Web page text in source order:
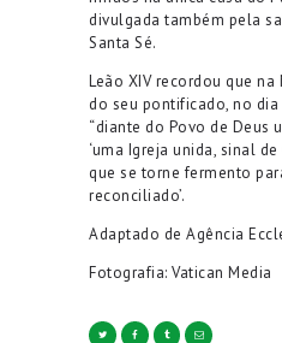
divulgada também pela
Santa Sé.
Leão XIV recordou que
do seu pontificado, no
“diante do Povo de Deus
‘uma Igreja unida, sinal
que se torne fermento
reconciliado’.
Adaptado de Agência
Fotografia: Vatican Media